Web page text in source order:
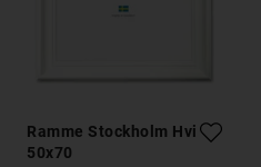
Ramme Stockholm Hvid
50x70